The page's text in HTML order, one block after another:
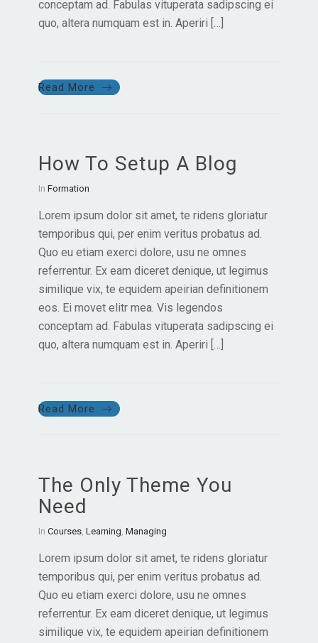
conceptam ad. Fabulas vituperata sadipscing ei
quo, altera numquam est in. Aperiri […]
Read More
How To Setup A Blog
In Formation
Lorem ipsum dolor sit amet, te ridens gloriatur
temporibus qui, per enim veritus probatus ad.
Quo eu etiam exerci dolore, usu ne omnes
referrentur. Ex eam diceret denique, ut legimus
similique vix, te equidem apeirian definitionem
eos. Ei movet elitr mea. Vis legendos
conceptam ad. Fabulas vituperata sadipscing ei
quo, altera numquam est in. Aperiri […]
Read More
The Only Theme You
Need
In Courses, Learning, Managing
Lorem ipsum dolor sit amet, te ridens gloriatur
temporibus qui, per enim veritus probatus ad.
Quo eu etiam exerci dolore, usu ne omnes
referrentur. Ex eam diceret denique, ut legimus
similique vix, te equidem apeirian definitionem